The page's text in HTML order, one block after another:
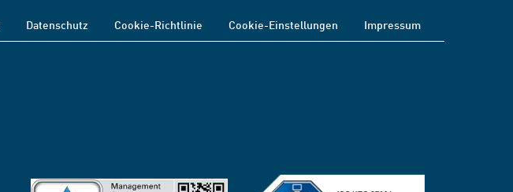
Datenschutz Cookie-Richtlinie Cookie-Einstellungen Impressum